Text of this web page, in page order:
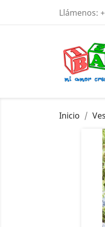
Llámenos:
Inicio